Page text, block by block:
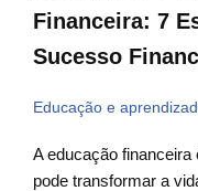
Financeira: 7
Sucesso
Educação e
A educação financeira
pode transformar a